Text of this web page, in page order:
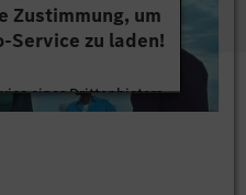
Zustimmung, um
Service zu laden!
eines Drittanbieters,
Dieser Service kann